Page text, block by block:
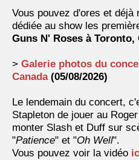
Vous pouvez d'ores et déjà
dédiée au show les
Guns N' Roses à Toronto,
> Galerie photos du
Canada(05/08/2026)
Le lendemain du concert,
Stapleton de jouer au
monter Slash et Duff sur
"Patience" et "Oh Well".
Vous pouvez voir la vidéo